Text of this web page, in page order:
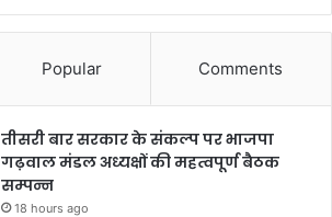
Popular Comments
तीसरी बार सरकार के संकल्प पर भाजपा
गढ़वाल मंडल अध्यक्षों की महत्वपूर्ण बैठक
सम्पन्न
18 hours ago